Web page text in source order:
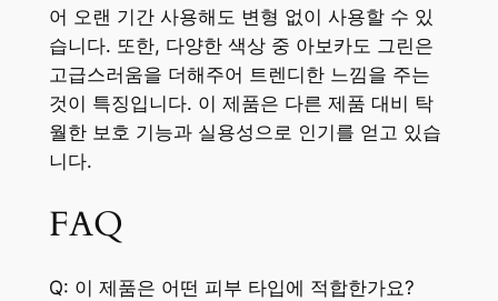
어 오랜 기간 사용해도 변형 없이 사용할 수 있
습니다. 또한, 다양한 색상 중 아보카도 그린은
고급스러움을 더해주어 트렌디한 느낌을 주는
것이 특징입니다. 이 제품은 다른 제품 대비 탁
월한 보호 기능과 실용성으로 인기를 얻고 있습
니다.
FAQ
Q: 이 제품은 어떤 피부 타입에 적합한가요?